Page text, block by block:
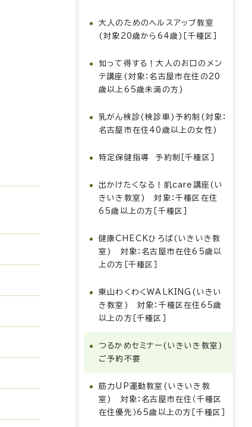
大人のためのヘルスアップ教室
(対象20歳から64歳)［千種区］
知って得する！大人のお口のメン
テ講座(対象：名古屋市在住の20
歳以上65歳未満の方)
乳がん検診(検診車)予約制(対象：
名古屋市在住40歳以上の女性)
特定保健指導 予約制［千種区］
出かけたくなる！肌care講座(い
きいき教室) 対象：千種区在住
65歳以上の方［千種区］
健康CHECKひろば(いきいき教
室) 対象：名古屋市在住65歳以
上の方［千種区］
東山わくわくWALKING(いきい
き教室) 対象：千種区在住65歳
以上の方［千種区］
つるかめセミナー(いきいき教室)
ご予約不要
筋力UP運動教室(いきいき教
室) 対象：名古屋市在住（千種区
在住優先）65歳以上の方［千種区］